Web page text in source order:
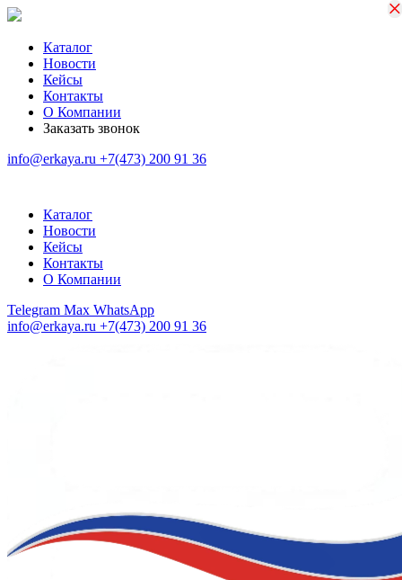
Каталог
Новости
Кейсы
Контакты
О Компании
Заказать звонок
info@erkaya.ru +7(473) 200 91 36
Каталог
Новости
Кейсы
Контакты
О Компании
Telegram Max WhatsApp
info@erkaya.ru +7(473) 200 91 36
×
×